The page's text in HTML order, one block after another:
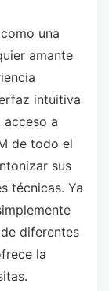
una
amante
intuitiva
a
de todo el
sus
técnicas. Ya
diferentes
la